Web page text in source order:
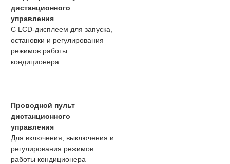
дистанционного
управления
С LCD-дисплеем для запуска,
остановки и регулирования
режимов работы
кондиционера
Проводной пульт
дистанционного
управления
Для включения, выключения и
регулирования режимов
работы кондиционера